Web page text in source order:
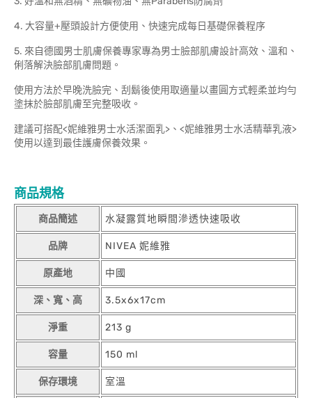
4. 大容量+壓頭設計方便使用、快速完成每日基礎保養程序
5. 來自德國男士肌膚保養專家專為男士臉部肌膚設計高效、溫和、
俐落解決臉部肌膚問題。
使用方法於早晚洗臉完、刮鬍後使用取適量以畫圓方式輕柔並均勻
塗抹於臉部肌膚至完整吸收。
建議可搭配<妮維雅男士水活潔面乳>、<妮維雅男士水活精華乳液>
使用以達到最佳護膚保養效果。
商品規格
商品簡述 水凝露質地瞬間滲透快速吸收
品牌 NIVEA 妮維雅
原產地 中國
深、寬、高 3.5x6x17cm
淨重 213 g
容量 150 ml
保存環境 室溫